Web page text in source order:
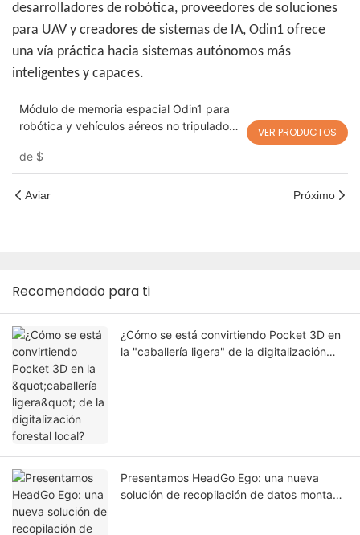
desarrolladores de robótica, proveedores de soluciones
para UAV y creadores de sistemas de IA, Odin1 ofrece
una vía práctica hacia sistemas autónomos más
inteligentes y capaces.
Módulo de memoria espacial Odin1 para
robótica y vehículos aéreos no tripulados
navegación autónoma
de $
VER PRODUCTOS
Aviar Próximo
Recomendado para ti
¿Cómo se está convirtiendo Pocket 3D en
la "caballería ligera" de la digitalización
Presentamos HeadGo Ego: una nueva
solución de recopilación de datos montada